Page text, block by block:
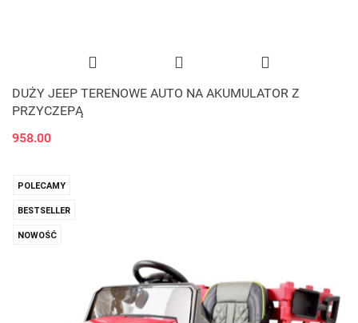
DUŻY JEEP TERENOWE AUTO NA AKUMULATOR Z
PRZYCZEPĄ
958.00
POLECAMY
BESTSELLER
NOWOŚĆ